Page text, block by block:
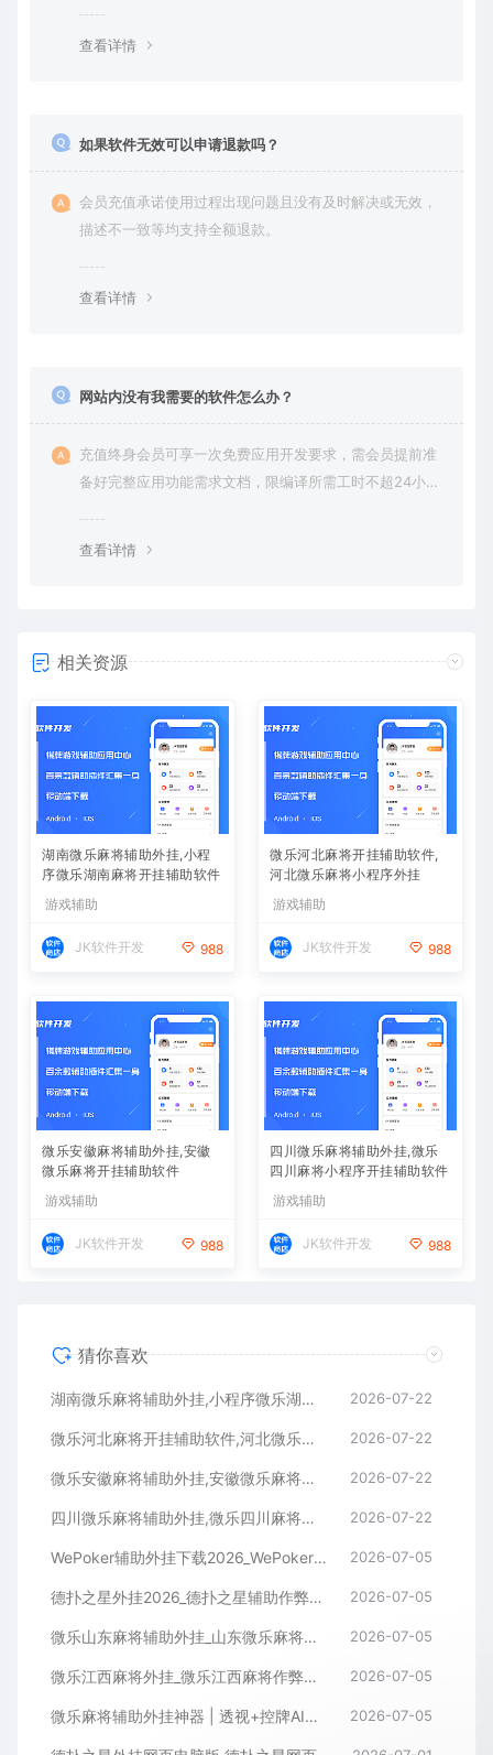
查看详情
如果软件无效可以申请退款吗？
会员充值承诺使用过程出现问题且没有及时解决或无效，
描述不一致等均支持全额退款。
查看详情
网站内没有我需要的软件怎么办？
充值终身会员可享一次免费应用开发要求，需会员提前准
备好完整应用功能需求文档，限编译所需工时不超24小
查看详情
相关资源
湖南微乐麻将辅助外挂,小程
序微乐湖南麻将开挂辅助软件
游戏辅助
JK软件开发 988
微乐河北麻将开挂辅助软件,
河北微乐麻将小程序外挂
游戏辅助
JK软件开发 988
微乐安徽麻将辅助外挂,安徽
微乐麻将开挂辅助软件
游戏辅助
JK软件开发 988
四川微乐麻将辅助外挂,微乐
四川麻将小程序开挂辅助软件
游戏辅助
JK软件开发 988
猜你喜欢
湖南微乐麻将辅助外挂,小程序微乐湖南麻将开挂辅助软件 2026-07-22
微乐河北麻将开挂辅助软件,河北微乐麻将小程序外挂 2026-07-22
微乐安徽麻将辅助外挂,安徽微乐麻将开挂辅助软件 2026-07-22
四川微乐麻将辅助外挂,微乐四川麻将小程序开挂辅助软件 2026-07-22
WePoker辅助外挂下载2026_WePoker微扑克透视作弊软件 2026-07-05
德扑之星外挂2026_德扑之星辅助作弊软件_德扑之星透视器下载 2026-07-05
微乐山东麻将辅助外挂_山东微乐麻将作弊软件透视下载 2026-07-05
微乐江西麻将外挂_微乐江西麻将作弊辅助软件 2026-07-05
微乐麻将辅助外挂神器 | 透视+控牌AI智能辅助，轻松连胜全场！ 2026-07-05